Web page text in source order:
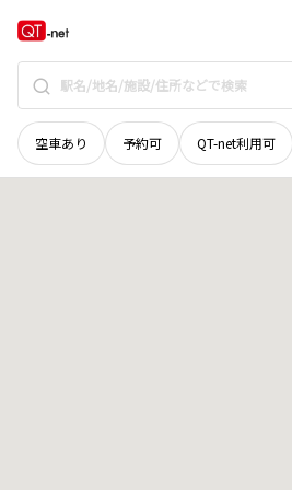
空車あり 予約可 QT-net利用可
愛媛県